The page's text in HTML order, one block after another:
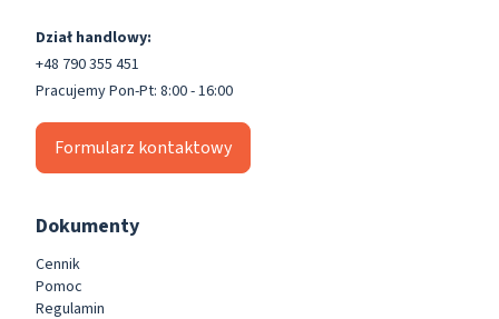
Dział handlowy:
+48 790 355 451
Pracujemy Pon-Pt: 8:00 - 16:00
Formularz kontaktowy
Dokumenty
Cennik
Pomoc
Regulamin